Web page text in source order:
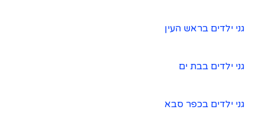
גני ילדים בראש העין
גני ילדים בבת ים
גני ילדים בכפר סבא